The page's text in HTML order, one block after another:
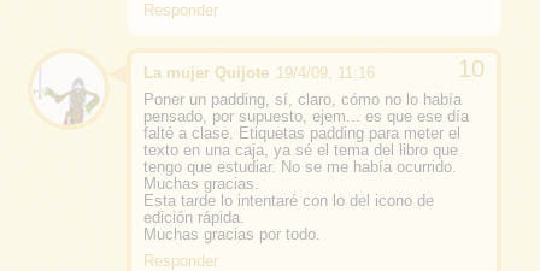
Responder
La mujer Quijote 19/4/09, 11:16
Poner un padding, sí, claro, cómo no lo había
pensado, por supuesto, ejem... es que ese día
falté a clase. Etiquetas padding para meter el
texto en una caja, ya sé el tema del libro que
tengo que estudiar. No se me había ocurrido.
Muchas gracias.
Esta tarde lo intentaré con lo del icono de
edición rápida.
Muchas gracias por todo.
Responder